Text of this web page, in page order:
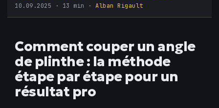
10.09.2025 · 13 min · Alban Rigault
Comment couper un angle
de plinthe : la méthode
étape par étape pour un
résultat pro